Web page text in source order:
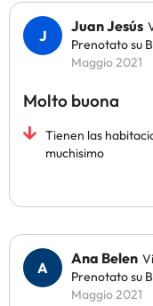
Juan Jesús
Prenotato su
Maggio 2021
Molto buona
Tienen las
muchisimo
Ana Belen
Prenotato su
Maggio 2021